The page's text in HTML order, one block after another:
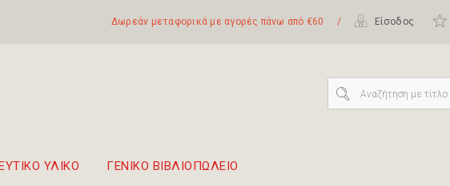
Δωρεάν μεταφορικά με αγορές πάνω από €60 / Είσοδος
ΥΛΙΚΟ ΓΕΝΙΚΟ ΒΙΒΛΙΟΠΩΛΕΙΟ